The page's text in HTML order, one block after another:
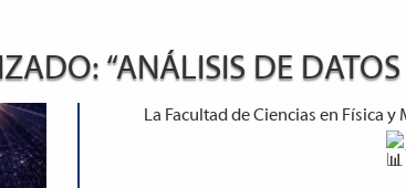
“ANÁLISIS DE
La Facultad de Ciencias en Física